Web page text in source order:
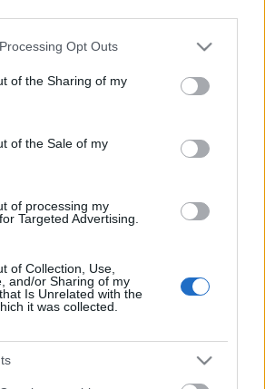
website/app uses one or more Google
or usage behaviour. You may click to
to Google and its third-party tags to
specified purposes in below Google
Opt Outs
of the Sharing of my
of the Sale of my
of processing my
Targeted Advertising.
of Collection, Use,
and/or Sharing of my
Is Unrelated with the
it was collected.
millenniumi
2. rész
sorsa a Kárpát-
04.
különösen a honfoglalás
időszakában számos
született szerte a Kárpát-
folyó építkezések,